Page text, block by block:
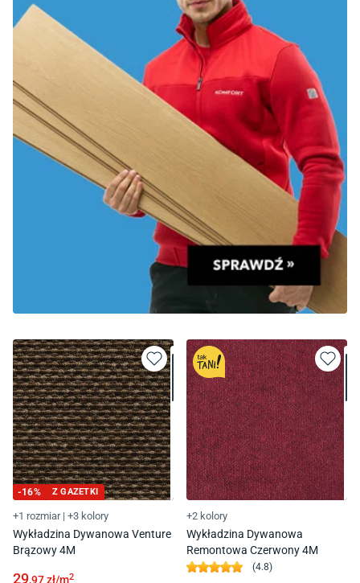
-16% Z GAZETKI
+1 rozmiar | +3 kolory
Wykładzina Dywanowa Venture
Brązowy 4M
29,97zł/m2
+2 kolory
Wykładzina Dywanowa
Remontowa Czerwony 4M
(4.8)